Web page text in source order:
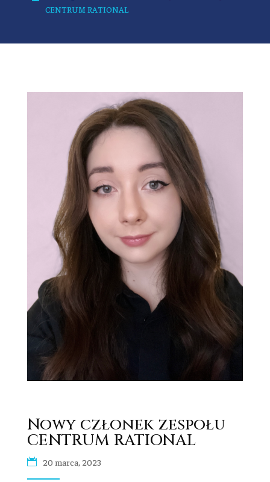
CENTRUM RATIONAL
Nowy członek zespołu
CENTRUM RATIONAL
20 marca, 2023